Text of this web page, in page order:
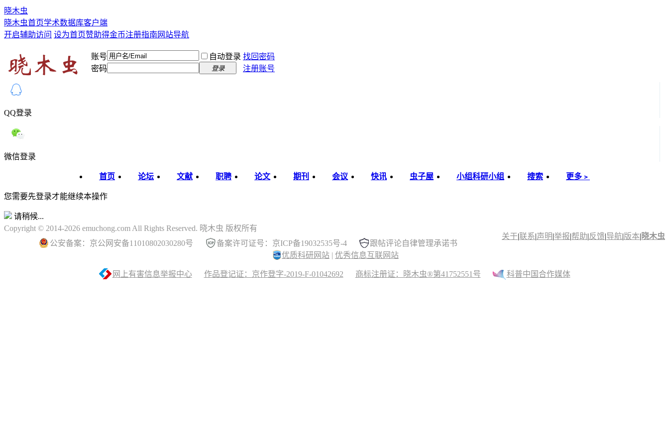
晓木虫
晓木虫首页学术数据库客户端
开启辅助访问 设为首页赞助得金币注册指南 网站导航
账号 自动登录 找回密码
密码
登录 注册账号
QQ登录
微信登录
首页 论坛 文献 职聘 论文 期刊 会议 快讯 虫子屋 小组科研小组 搜索 更多﹥
您需要先登录才能继续本操作
请稍候...
关于|联系|声明|举报|帮助|反馈|导航|版本| 晓木虫
Copyright © 2014-2026 emuchong.com All Rights Reserved. 晓木虫 版权所有
公安备案：京公网安备11010802030280号
备案许可证号：京ICP备19032535号-4
跟帖评论自律管理承诺书
优质科研网站 | 优秀信息互联网站
网上有害信息举报中心 作品登记证：京作登字-2019-F-01042692 商标注册证：晓木虫®第41752551号 科普中国合作媒体